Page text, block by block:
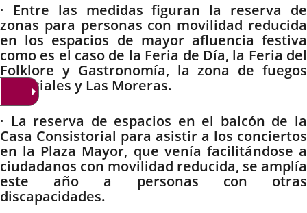
Descripción
· Entre las medidas figuran la reserva de
zonas para personas con movilidad reducida
en los espacios de mayor afluencia festiva
como es el caso de la Feria de Día, la Feria del
Folklore y Gastronomía, la zona de fuegos
artificiales y Las Moreras.
· La reserva de espacios en el balcón de la
Casa Consistorial para asistir a los conciertos
en la Plaza Mayor, que venía facilitándose a
ciudadanos con movilidad reducida, se amplía
este año a personas con otras
discapacidades.